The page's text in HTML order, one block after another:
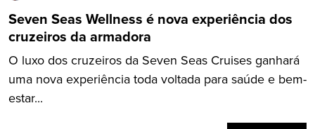
Seven Seas Wellness é nova experiência dos
cruzeiros da armadora
O luxo dos cruzeiros da Seven Seas Cruises ganhará
uma nova experiência toda voltada para saúde e bem-
estar...